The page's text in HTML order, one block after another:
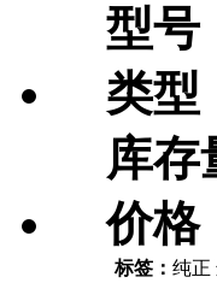
型号
类型
库存
价格
标签： 纯正